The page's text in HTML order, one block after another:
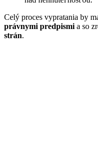
Celý proces vypratania by
právnymi predpismi a so
strán.